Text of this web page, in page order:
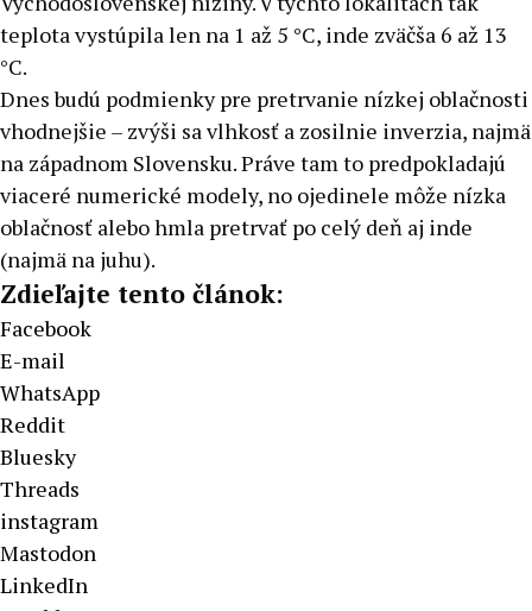
teplota vystúpila len na 1 až 5 °C, inde zväčša 6 až 13
°C.
Dnes budú podmienky pre pretrvanie nízkej oblačnosti
vhodnejšie – zvýši sa vlhkosť a zosilnie inverzia, najmä
na západnom Slovensku. Práve tam to predpokladajú
viaceré numerické modely, no ojedinele môže nízka
oblačnosť alebo hmla pretrvať po celý deň aj inde
(najmä na juhu).
Zdieľajte tento článok:
Facebook
E-mail
WhatsApp
Reddit
Bluesky
Threads
instagram
Mastodon
LinkedIn